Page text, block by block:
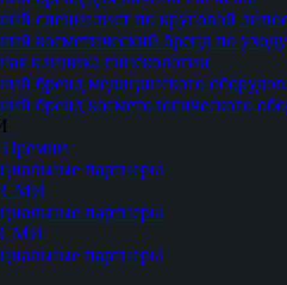
специалист по круговой
косметический бренд по
клиника гинекологии
бренд медицинского
бренд косметологического
партнеры
СМИ
партнеры
СМИ
партнеры